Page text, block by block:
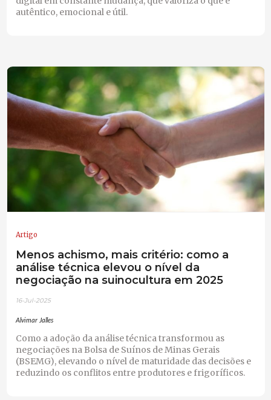
autêntico, emocional e útil.
Artigo
Menos achismo, mais critério: como a
análise técnica elevou o nível da
negociação na suinocultura em 2025
16-Jul-2025
Alvimar Jalles
Como a adoção da análise técnica transformou as
negociações na Bolsa de Suínos de Minas Gerais
(BSEMG), elevando o nível de maturidade das decisões e
reduzindo os conflitos entre produtores e frigoríficos.